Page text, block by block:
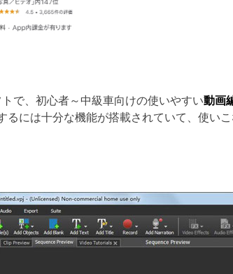
で、初心者～中級車向けの使いやすい動画
には十分な機能が搭載されていて、使い